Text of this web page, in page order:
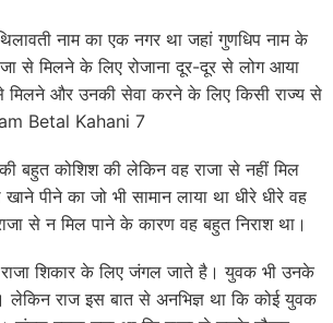
नाम का एक नगर था जहां गुणधिप नाम के
से मिलने के लिए रोजाना दूर-दूर से लोग आया
और उनकी सेवा करने के लिए किसी राज्य से
Betal Kahani 7
बहुत कोशिश की लेकिन वह राजा से नहीं मिल
पीने का जो भी सामान लाया था धीरे धीरे वह
से न मिल पाने के कारण वह बहुत निराश था।
शिकार के लिए जंगल जाते है। युवक भी उनके
लेकिन राज इस बात से अनभिज्ञ था कि कोई युवक